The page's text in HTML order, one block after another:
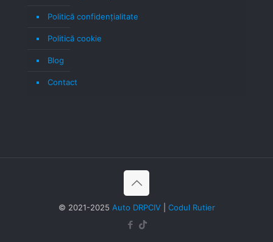
Politică confidenţialitate
Politică cookie
Blog
Contact
© 2021-2025 Auto DRPCIV| Codul Rutier